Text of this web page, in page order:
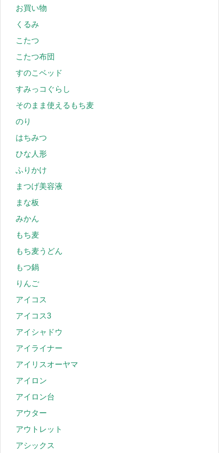
お買い物
くるみ
こたつ
こたつ布団
すのこベッド
すみっコぐらし
そのまま使えるもち麦
のり
はちみつ
ひな人形
ふりかけ
まつげ美容液
まな板
みかん
もち麦
もち麦うどん
もつ鍋
りんご
アイコス
アイコス3
アイシャドウ
アイライナー
アイリスオーヤマ
アイロン
アイロン台
アウター
アウトレット
アシックス